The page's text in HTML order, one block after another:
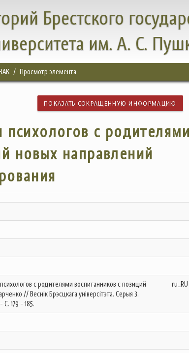
Брестского
им. А. С.
Просмотр элемента
ПОКАЗАТЬ СОКРАЩЕННУЮ ИНФОРМАЦИЮ
с родителями
новых направлений
с родителями воспитанников с позиций
// Веснік Брэсцкага універсітэта. Серыя 3.
С. 179 - 185.
ru_RU